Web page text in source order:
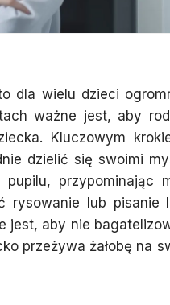
dla wielu dzieci
ważne jest, aby
Kluczowym
dzielić się swoimi
przypominając
rysowanie lub pisanie
jest, aby nie
przeżywa żałobę na